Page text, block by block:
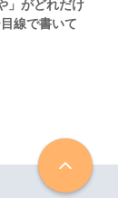
」がどれだけ
線で書いて